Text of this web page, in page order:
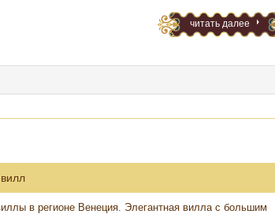
читать далее
в регионе Венеция. Элегантная вилла с большим